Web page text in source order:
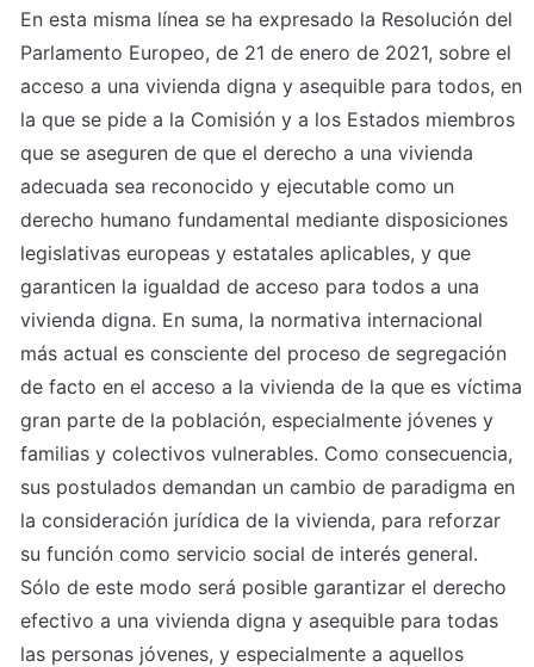
En esta misma línea se ha expresado la Resolución del
Parlamento Europeo, de 21 de enero de 2021, sobre el
acceso a una vivienda digna y asequible para todos, en
la que se pide a la Comisión y a los Estados miembros
que se aseguren de que el derecho a una vivienda
adecuada sea reconocido y ejecutable como un
derecho humano fundamental mediante disposiciones
legislativas europeas y estatales aplicables, y que
garanticen la igualdad de acceso para todos a una
vivienda digna. En suma, la normativa internacional
más actual es consciente del proceso de segregación
de facto en el acceso a la vivienda de la que es víctima
gran parte de la población, especialmente jóvenes y
familias y colectivos vulnerables. Como consecuencia,
sus postulados demandan un cambio de paradigma en
la consideración jurídica de la vivienda, para reforzar
su función como servicio social de interés general.
Sólo de este modo será posible garantizar el derecho
efectivo a una vivienda digna y asequible para todas
las personas jóvenes, y especialmente a aquellos